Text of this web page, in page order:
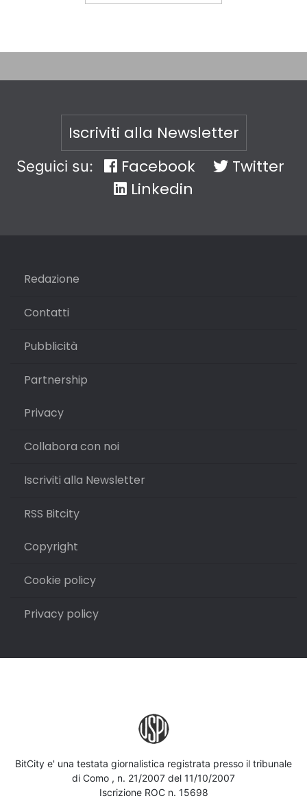
Iscriviti alla Newsletter
Seguici su: Facebook
Twitter
Linkedin
Redazione
Contatti
Pubblicità
Partnership
Privacy
Collabora con noi
Iscriviti alla Newsletter
RSS Bitcity
Copyright
Cookie policy
Privacy policy
BitCity e' una testata giornalistica registrata presso il tribunale
di Como , n. 21/2007 del 11/10/2007
Iscrizione ROC n. 15698